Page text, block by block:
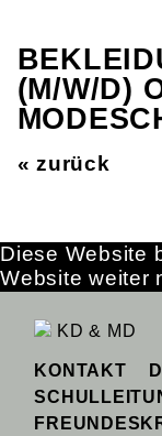
(M/W/D)
« zurück
KD & MD
KONTAKT
Diese Website
Website weiter